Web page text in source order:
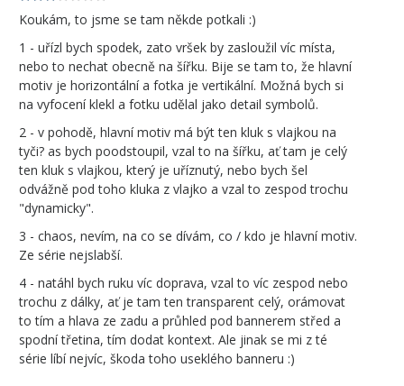
Koukám, to jsme se tam někde potkali :)
1 - uřízl bych spodek, zato vršek by zasloužil víc místa,
nebo to nechat obecně na šířku. Bije se tam to, že hlavní
motiv je horizontální a fotka je vertikální. Možná bych si
na vyfocení klekl a fotku udělal jako detail symbolů.
2 - v pohodě, hlavní motiv má být ten kluk s vlajkou na
tyči? as bych poodstoupil, vzal to na šířku, ať tam je celý
ten kluk s vlajkou, který je uříznutý, nebo bych šel
odvážně pod toho kluka z vlajko a vzal to zespod trochu
"dynamicky".
3 - chaos, nevím, na co se dívám, co / kdo je hlavní motiv.
Ze série nejslabší.
4 - natáhl bych ruku víc doprava, vzal to víc zespod nebo
trochu z dálky, ať je tam ten transparent celý, orámovat
to tím a hlava ze zadu a průhled pod bannerem střed a
spodní třetina, tím dodat kontext. Ale jinak se mi z té
série líbí nejvíc, škoda toho useklého banneru :)